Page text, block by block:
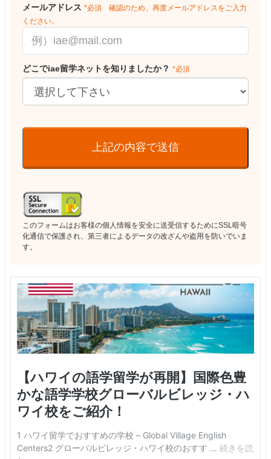
メールアドレス *必須 確認のため、再度メールアドレスをご入力
ください。
どこでiae留学ネットを知りましたか？ *必須
上記の内容で送信
このフォームはお客様の個人情報を安全に送受信するためにSSL暗号
化通信で保護され、第三者によるデータの改ざんや盗用を防いでいま
す。